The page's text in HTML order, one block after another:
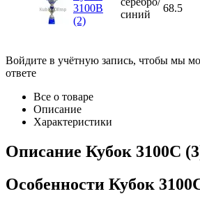
3100B
(2)
синий
68.5
Войдите в учётную запись, чтобы мы
ответе
Все о товаре
Описание
Характеристики
Описание Кубок 3100C
Особенности Кубок